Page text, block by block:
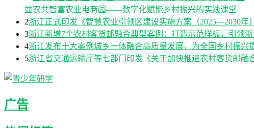
益农共智富农业电商园——数字化赋能乡村振兴的实践课堂
2浙江正式印发《智慧农业引领区建设实施方案（2025—2030年
3浙江新增7个农村客货邮融合典型案例：打造示范样板，引领
4浙江发布十大案例城乡一体融合高质量发展，为全国乡村振兴
5浙江省交通运输厅等七部门印发《关于加快推进农村客货邮
广告